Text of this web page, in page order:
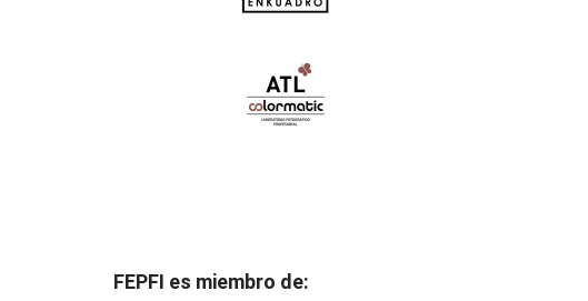
FEPFI es miembro de: